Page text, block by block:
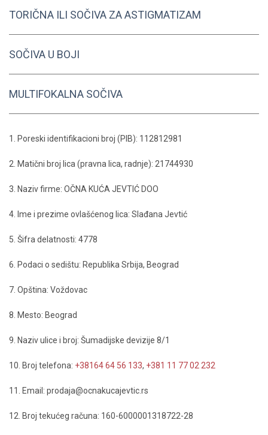
TORIČNA ILI SOČIVA ZA ASTIGMATIZAM
SOČIVA U BOJI
MULTIFOKALNA SOČIVA
1. Poreski identifikacioni broj (PIB): 112812981
2. Matični broj lica (pravna lica, radnje): 21744930
3. Naziv firme: OČNA KUĆA JEVTIĆ DOO
4. Ime i prezime ovlašćenog lica: Slađana Jevtić
5. Šifra delatnosti: 4778
6. Podaci o sedištu: Republika Srbija, Beograd
7. Opština: Voždovac
8. Mesto: Beograd
9. Naziv ulice i broj: Šumadijske devizije 8/1
10. Broj telefona: +38164 64 56 133, +381 11 77 02 232
11. Email: prodaja@ocnakucajevtic.rs
12. Broj tekućeg računa: 160-6000001318722-28